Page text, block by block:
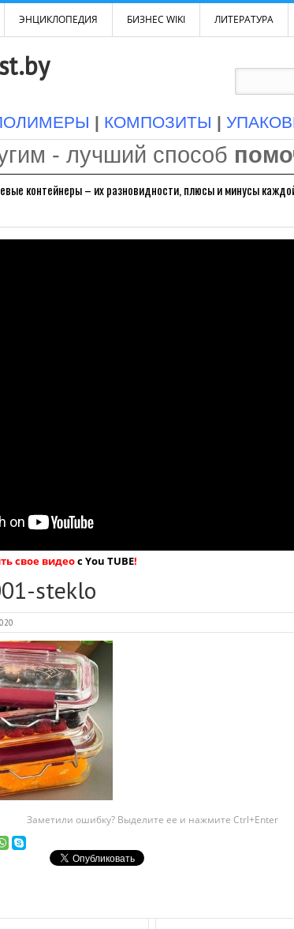
ЭНЦИКЛОПЕДИЯ БИЗНЕС WIKI ЛИТЕРАТУРА
| КОМПОЗИТЫ |
- лучший способ
контейнеры – их разновидности, плюсы и минусы
свое видеос You TUBE!
steklo
Заметили ошибку? Выделите ее и нажмите Ctrl+Enter